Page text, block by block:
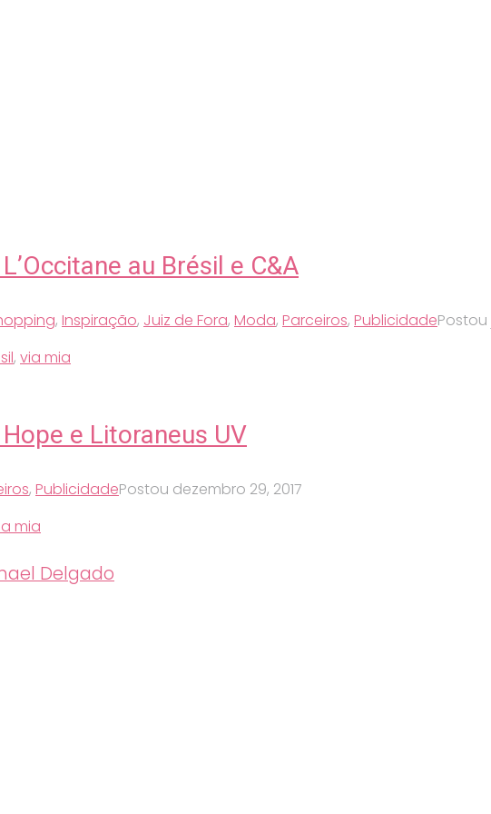
au Brésil e C&A
, Inspiração, Juiz de Fora, Moda, Parceiros, PublicidadePostou
, via mia
e Litoraneus UV
, PublicidadePostou dezembro 29, 2017
mia
Delgado